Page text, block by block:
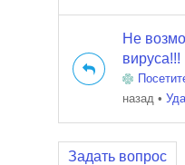
Не
вируса!!!
назад •
Задать вопрос